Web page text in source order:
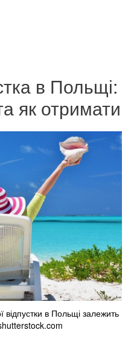
в Польщі:
як отримати
відпустки в Польщі залежить